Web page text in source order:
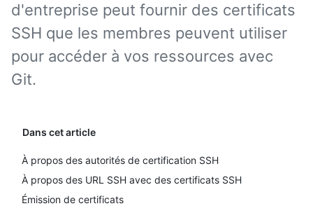
d'entreprise peut fournir des certificats
SSH que les membres peuvent utiliser
pour accéder à vos ressources avec
Git.
Dans cet article
À propos des autorités de certification SSH
À propos des URL SSH avec des certificats SSH
Émission de certificats